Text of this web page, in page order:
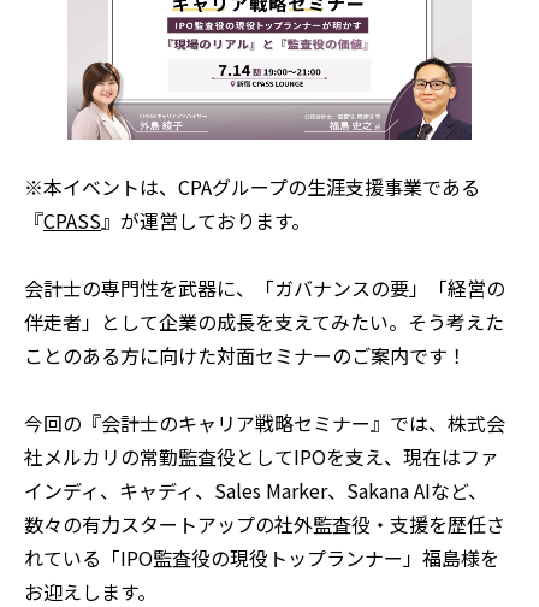
※本イベントは、CPAグループの生涯支援事業である
『CPASS』が運営しております。
会計士の専門性を武器に、「ガバナンスの要」「経営の
伴走者」として企業の成長を支えてみたい。そう考えた
ことのある方に向けた対面セミナーのご案内です！
今回の『会計士のキャリア戦略セミナー』では、株式会
社メルカリの常勤監査役としてIPOを支え、現在はファ
インディ、キャディ、Sales Marker、Sakana AIなど、
数々の有力スタートアップの社外監査役・支援を歴任さ
れている「IPO監査役の現役トップランナー」福島様を
お迎えします。